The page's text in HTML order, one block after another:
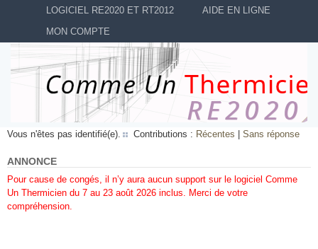
LOGICIEL RE2020 ET RT2012
AIDE EN LIGNE
MON COMPTE
Vous n'êtes pas identifié(e). Contributions : Récentes Sans réponse
ANNONCE
Pour cause de congés, il n’y aura aucun support sur le logiciel Comme
Un Thermicien du 7 au 23 août 2026 inclus. Merci de votre
compréhension.